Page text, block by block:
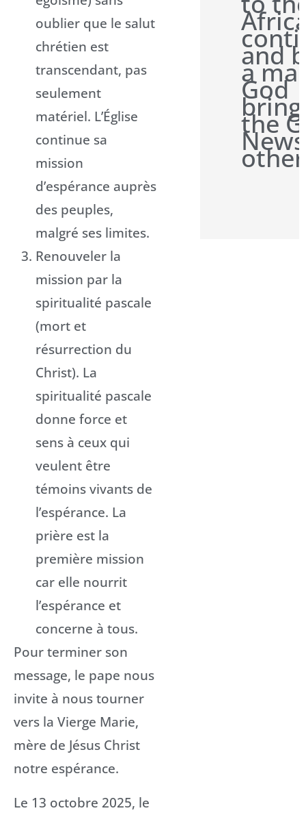
oublier que le salut
chrétien est
transcendant, pas
seulement
matériel. L’Église
continue sa
mission
d’espérance auprès
des peuples,
malgré ses limites.
Renouveler la
mission par la
spiritualité pascale
(mort et
résurrection du
Christ). La
spiritualité pascale
donne force et
sens à ceux qui
veulent être
témoins vivants de
l’espérance. La
prière est la
première mission
car elle nourrit
l’espérance et
concerne à tous.
Pour terminer son
message, le pape nous
invite à nous tourner
vers la Vierge Marie,
mère de Jésus Christ
notre espérance.
Le 13 octobre 2025, le
and
a
God
the